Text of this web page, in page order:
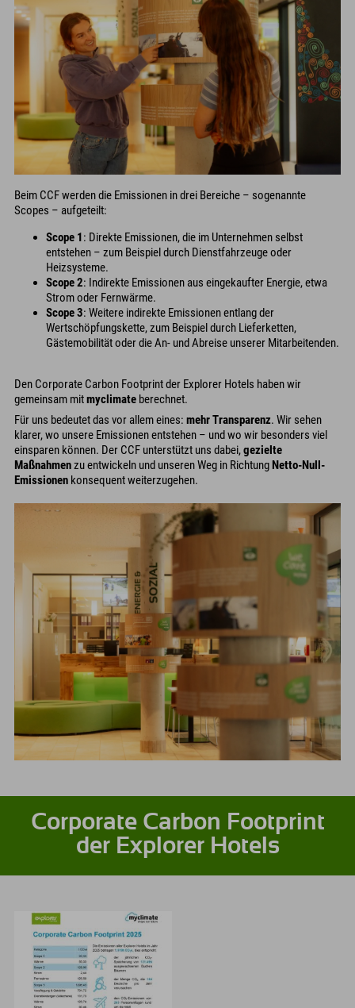
Beim CCF werden die Emissionen in drei Bereiche – sogenannte
Scopes – aufgeteilt:
Scope 1: Direkte Emissionen, die im Unternehmen selbst
entstehen – zum Beispiel durch Dienstfahrzeuge oder
Heizsysteme.
Scope 2: Indirekte Emissionen aus eingekaufter Energie, etwa
Strom oder Fernwärme.
Scope 3: Weitere indirekte Emissionen entlang der
Wertschöpfungskette, zum Beispiel durch Lieferketten,
Gästemobilität oder die An- und Abreise unserer Mitarbeitenden.
Den Corporate Carbon Footprint der Explorer Hotels haben wir
gemeinsam mitmyclimate berechnet.
Für uns bedeutet das vor allem eines: mehr Transparenz. Wir sehen
klarer, wo unsere Emissionen entstehen – und wo wir besonders viel
einsparen können. Der CCF unterstützt uns dabei,gezielte
Maßnahmenzu entwickeln und unseren Weg in RichtungNetto-Null-
Emissionen konsequent weiterzugehen.
Corporate Carbon Footprint
der Explorer Hotels